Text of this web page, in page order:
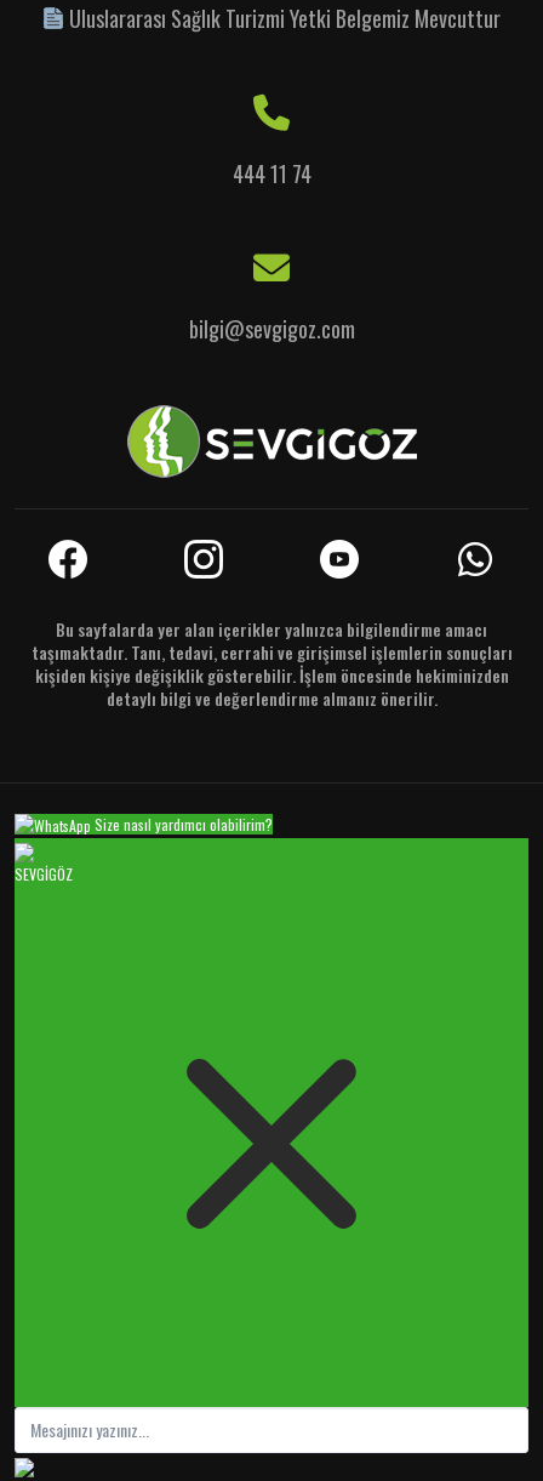
Uluslararası Sağlık Turizmi Yetki Belgemiz Mevcuttur
444 11 74
bilgi@sevgigoz.com
Bu sayfalarda yer alan içerikler yalnızca bilgilendirme amacı
taşımaktadır. Tanı, tedavi, cerrahi ve girişimsel işlemlerin sonuçları
kişiden kişiye değişiklik gösterebilir. İşlem öncesinde hekiminizden
detaylı bilgi ve değerlendirme almanız önerilir.
Size nasıl yardımcı olabilirim?
SEVGİGÖZ